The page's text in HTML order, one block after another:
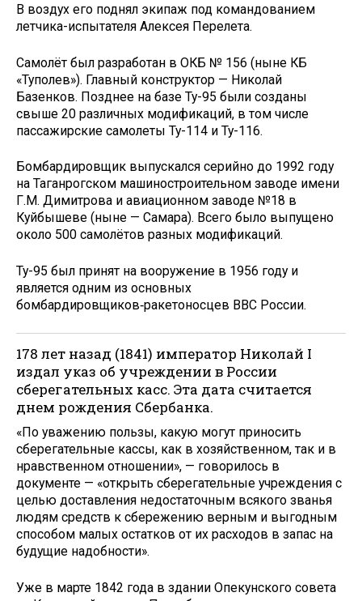
В воздух его поднял экипаж под командованием
летчика-испытателя Алексея Перелета.
Самолёт был разработан в ОКБ № 156 (ныне КБ
«Туполев»). Главный конструктор — Николай
Базенков. Позднее на базе Ту-95 были созданы
свыше 20 различных модификаций, в том числе
пассажирские самолеты Ту-114 и Ту-116.
Бомбардировщик выпускался серийно до 1992 году
на Таганрогском машиностроительном заводе имени
Г.М. Димитрова и авиационном заводе №18 в
Куйбышеве (ныне — Самара). Всего было выпущено
около 500 самолётов разных модификаций.
Ту-95 был принят на вооружение в 1956 году и
является одним из основных
бомбардировщиков‑ракетоносцев ВВС России.
178 лет назад (1841) император Николай I
издал указ об учреждении в России
сберегательных касс. Эта дата считается
днем рождения Сбербанка.
«По уважению пользы, какую могут приносить
сберегательные кассы, как в хозяйственном, так и в
нравственном отношении», — говорилось в
документе — «открыть сберегательные учреждения с
целью доставления недостаточным всякого званья
людям средств к сбережению верным и выгодным
способом малых остатков от их расходов в запас на
будущие надобности».
Уже в марте 1842 года в здании Опекунского совета